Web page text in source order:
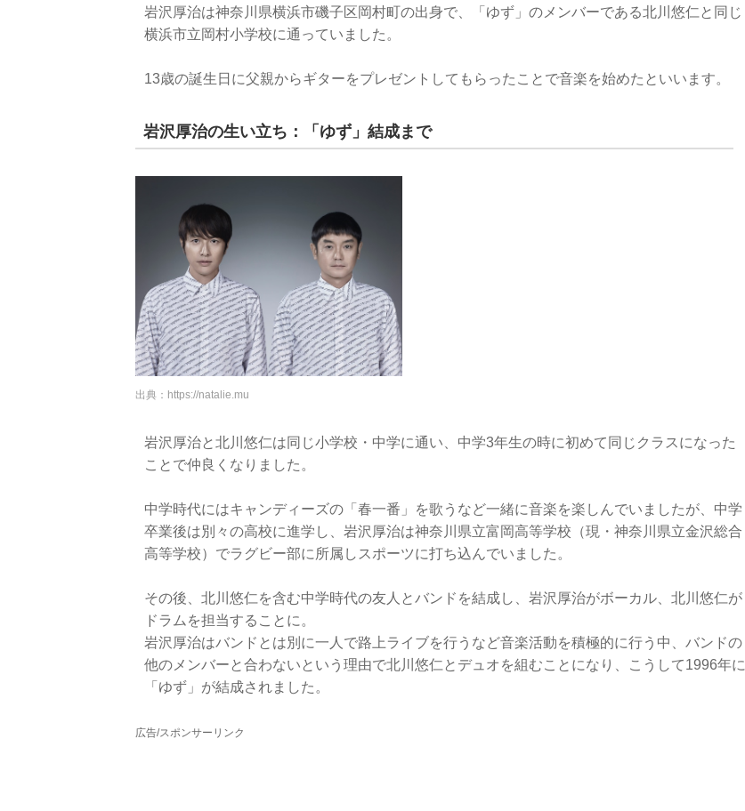
岩沢厚治は神奈川県横浜市磯子区岡村町の出身で、「ゆず」のメンバーである北川悠仁と同じ
横浜市立岡村小学校に通っていました。
13歳の誕生日に父親からギターをプレゼントしてもらったことで音楽を始めたといいます。
岩沢厚治の生い立ち：「ゆず」結成まで
出典： https://natalie.mu
岩沢厚治と北川悠仁は同じ小学校・中学に通い、中学3年生の時に初めて同じクラスになった
ことで仲良くなりました。
中学時代にはキャンディーズの「春一番」を歌うなど一緒に音楽を楽しんでいましたが、中学
卒業後は別々の高校に進学し、岩沢厚治は神奈川県立富岡高等学校（現・神奈川県立金沢総合
高等学校）でラグビー部に所属しスポーツに打ち込んでいました。
その後、北川悠仁を含む中学時代の友人とバンドを結成し、岩沢厚治がボーカル、北川悠仁が
ドラムを担当することに。
岩沢厚治はバンドとは別に一人で路上ライブを行うなど音楽活動を積極的に行う中、バンドの
他のメンバーと合わないという理由で北川悠仁とデュオを組むことになり、こうして1996年に
「ゆず」が結成されました。
広告/スポンサーリンク